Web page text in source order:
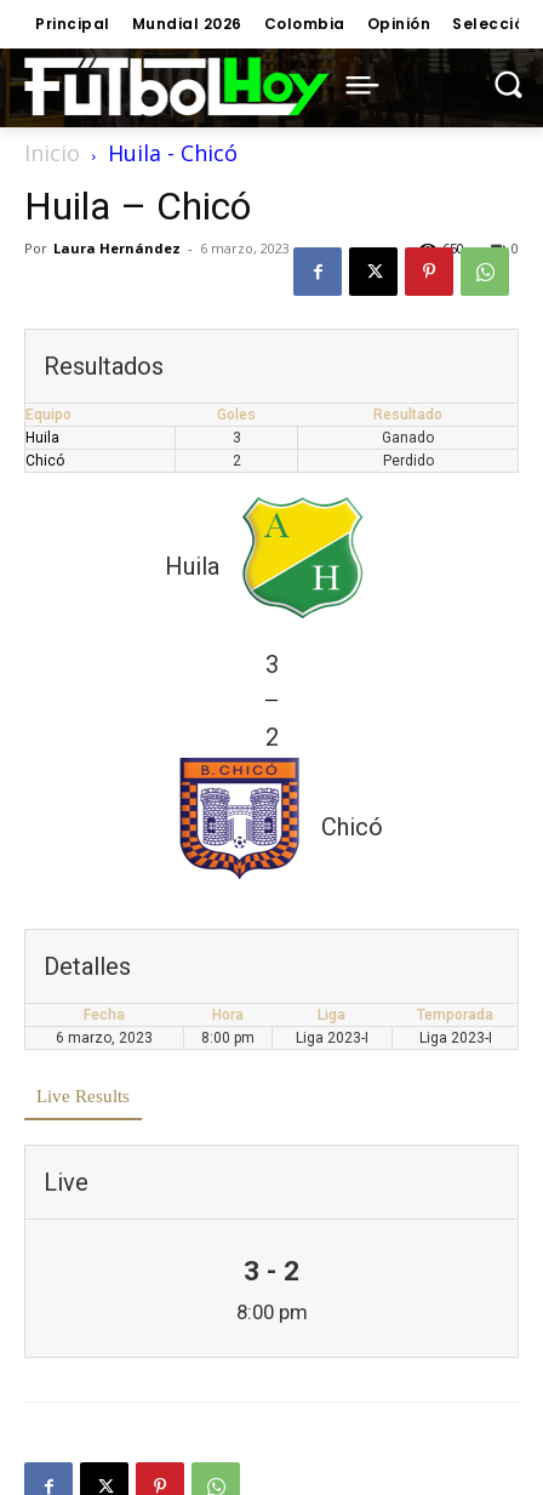
Principal Mundial 2026 Colombia Opinión Selección
Inicio Huila - Chicó
Huila – Chicó
Por Laura Hernández - 6 marzo, 2023 0
650
Resultados
Equipo Goles
Resultado
Huila
3
Ganado
Chicó
2 Perdido
Huila
3
—
2
Chicó
Detalles
Fecha Hora Liga
Temporada
6 marzo, 2023
8:00 pm Liga 2023-I Liga 2023-I
Live Results
Live
3 - 2
8:00 pm